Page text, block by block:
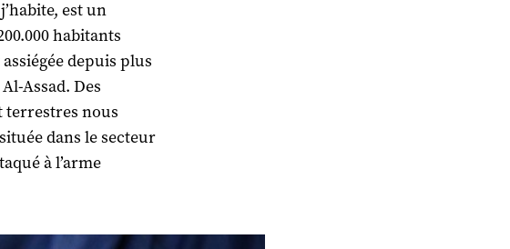
est un
habitants
depuis plus
Assad. Des
terrestres nous
dans le secteur
à l’arme